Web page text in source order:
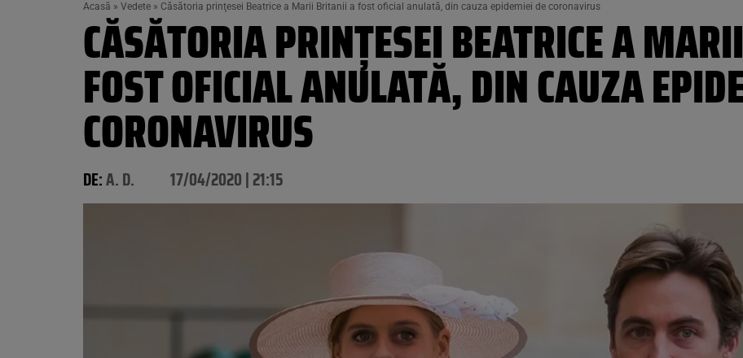
Acasă » Vedete » Căsătoria prinţesei Beatrice a Marii Britanii a fost oficial anulată, din cauza epidemiei de coronavirus
CĂSĂTORIA PRINŢESEI BEATRICE A
FOST OFICIAL ANULATĂ, DIN CAUZA
CORONAVIRUS
DE:A. D. 17/04/2020 | 21:15